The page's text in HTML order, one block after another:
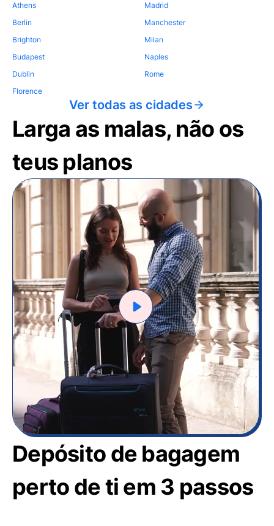
Athens
Berlin
Brighton
Budapest
Dublin
Florence
Madrid
Manchester
Milan
Naples
Rome
Ver todas as cidades
Larga as malas, não os
teus planos
Depósito de bagagem
perto de ti em 3 passos